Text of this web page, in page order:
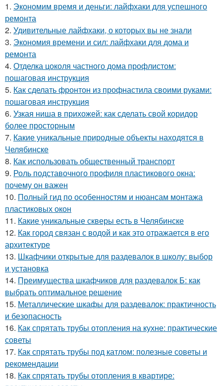
1. Экономим время и деньги: лайфхаки для успешного
ремонта
2. Удивительные лайфхаки, о которых вы не знали
3. Экономия времени и сил: лайфхаки для дома и
ремонта
4. Отделка цоколя частного дома профлистом:
пошаговая инструкция
5. Как сделать фронтон из профнастила своими руками:
пошаговая инструкция
6. Узкая ниша в прихожей: как сделать свой коридор
более просторным
7. Какие уникальные природные объекты находятся в
Челябинске
8. Как использовать общественный транспорт
9. Роль подставочного профиля пластикового окна:
почему он важен
10. Полный гид по особенностям и нюансам монтажа
пластиковых окон
11. Какие уникальные скверы есть в Челябинске
12. Как город связан с водой и как это отражается в его
архитектуре
13. Шкафчики открытые для раздевалок в школу: выбор
и установка
14. Преимущества шкафчиков для раздевалок Б: как
выбрать оптимальное решение
15. Металлические шкафы для раздевалок: практичность
и безопасность
16. Как спрятать трубы отопления на кухне: практические
советы
17. Как спрятать трубы под катлом: полезные советы и
рекомендации
18. Как спрятать трубы отопления в квартире: